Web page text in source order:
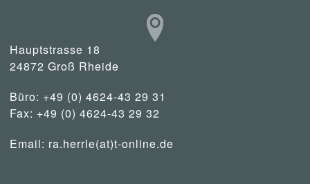
Hauptstrasse 18
24872 Groß Rheide
Büro: +49 (0) 4624-43 29 31
Fax: +49 (0) 4624-43 29 32
Email: ra.herrle(at)t-online.de